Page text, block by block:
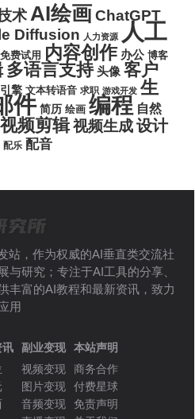
术AI绘画ChatGPT
Diffusion 人力资源 人工
免费试用 内容创作 办公 博客
多语言支持 头像 客户
擎 文本转语音 求职 游戏开发 生
件 简历 绘画 编程 自然
视频剪辑视频生成设计
配乐 配音
站，作为权威的AI垂直类交流社
与研究；专注于AI工具的分享、
丰富的AI教程和最新资讯，致力
用
讯
副业变现
视频变现
图片变现
音频变现
本站声明
商务合作
付费星球
免责声明